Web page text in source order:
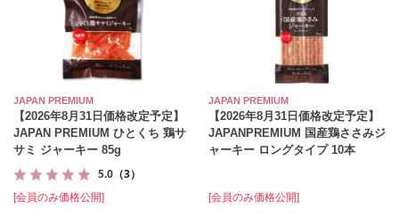
JAPAN PREMIUM
【2026年8月31日価格改定予定】
JAPAN PREMIUM ひとくち 鶏サ
サミ ジャーキー 85g
5.0 （3）
[会員のみ価格公開]
JAPAN PREMIUM
【2026年8月31日価格改定予定】
JAPANPREMIUM 国産鶏ささみジ
ャーキー ロングタイプ 10本
[会員のみ価格公開]